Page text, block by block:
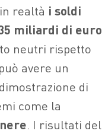
realtà i soldi
miliardi di euro
neutri rispetto
avere un
di
come la
. I risultati del